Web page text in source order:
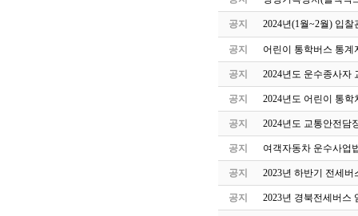
공지 2024년(1월~2월) 입
공지 어린이 통학버스 통계
공지 2024년도 운수종사자
공지 2024년도 어린이 통
공지 2024년도 교통안전담
공지 여객자동차 운수사업
공지 2023년 하반기 전세
공지 2023년 경북전세버스